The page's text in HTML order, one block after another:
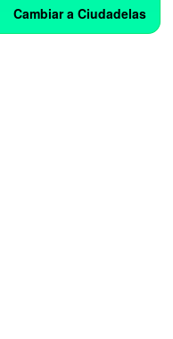
Cambiar a Ciudadelas